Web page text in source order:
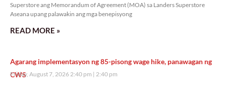
Superstore ang Memorandum of Agreement (MOA) sa Landers Superstore
Aseana upang palawakin ang mga benepisyong
READ MORE »
Agarang implementasyon ng 85-pisong wage hike, panawagan ng
CWS
Friday, August 7, 2026 2:40 pm 2:40 pm